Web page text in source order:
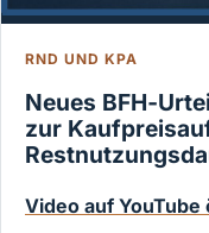
RND UND KPA
Neues
zur
Video auf